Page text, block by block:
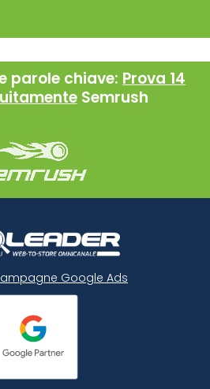
parole chiave: Prova 14
Semrush
Google Ads